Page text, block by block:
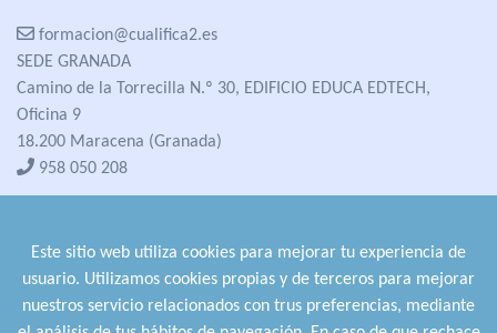
formacion@cualifica2.es
SEDE GRANADA
Camino de la Torrecilla N.º 30, EDIFICIO EDUCA EDTECH,
Oficina 9
18.200 Maracena (Granada)
958 050 208
Este sitio web utiliza cookies para mejorar tu experiencia de
usuario. Utilizamos cookies propias y de terceros para mejorar
nuestros servicio relacionados con trus preferencias, mediante